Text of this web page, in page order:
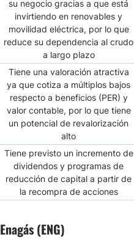
su negocio gracias a que está
invirtiendo en renovables y
movilidad eléctrica, por lo que
reduce su dependencia al crudo
a largo plazo
Tiene una valoración atractiva
ya que cotiza a múltiplos bajos
respecto a beneficios (PER) y
valor contable, por lo que tiene
un potencial de revalorización
alto
Tiene previsto un incremento de
dividendos y programas de
reducción de capital a partir de
la recompra de acciones
Enagás (ENG)